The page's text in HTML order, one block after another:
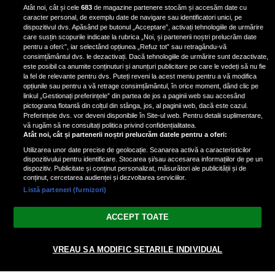
de scrimer la un concurs în Franţa
Nicki Minaj, acuzată de agresiune
de fostul manager: Detalii șocante
din proces
Nicki Minaj le-a lăudat pe...
Vezi varianta Desktop
© 2026 radiodcnews.ro | Toate drepturile rezervate.
Atât noi, cât și cele683 de magazine partenere stocăm și accesăm date cu
caracter personal, de exemplu date de navigare sau identificatori unici, pe
dispozitivul dvs. Apăsând pe butonul „Acceptare”, activați tehnologiile de urmărire
care susțin scopurile indicate la rubrica „Noi, și partenerii noștri prelucrăm date
pentru a oferi:”, iar selectând opțiunea „Refuz tot” sau retragându-vă
consimțământul dvs. le dezactivați. Dacă tehnologiile de urmărire sunt dezactivate,
este posibil ca anumite conținuturi și anunțuri publicitare pe care le vedeți să nu fie
la fel de relevante pentru dvs. Puteți reveni la acest meniu pentru a vă modifica
opțiunile sau pentru a vă retrage consimțământul, în orice moment, dând clic pe
linkul „Gestionați preferințele” din partea de jos a paginii web sau accesând
pictograma flotantă din colțul din stânga, jos, al paginii web, dacă este cazul.
Preferințele dvs. vor deveni disponibile în Site-ul web. Pentru detalii suplimentare,
vă rugăm să ne consultați politica privind confidențialitatea.
Atât noi, cât și partenerii noștri prelucrăm datele pentru a oferi:
Utilizarea unor date precise de geolocație. Scanarea activă a caracteristicilor
dispozitivului pentru identificare. Stocarea și/sau accesarea informațiilor de pe un
dispozitiv. Publicitate și conținut personalizat, măsurători ale publicității și de
conținut, cercetarea audienței și dezvoltarea serviciilor.
Listă parteneri (furnizori)
ACCEPT TOATE
VREAU SA MODIFIC SETARILE INDIVIDUAL